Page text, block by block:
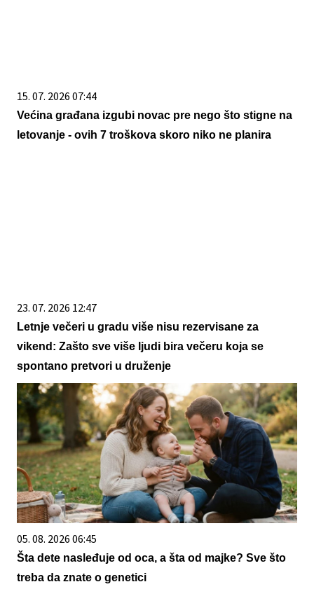
15. 07. 2026 07:44
Većina građana izgubi novac pre nego što stigne na
letovanje - ovih 7 troškova skoro niko ne planira
23. 07. 2026 12:47
Letnje večeri u gradu više nisu rezervisane za
vikend: Zašto sve više ljudi bira večeru koja se
spontano pretvori u druženje
05. 08. 2026 06:45
Šta dete nasleđuje od oca, a šta od majke? Sve što
treba da znate o genetici